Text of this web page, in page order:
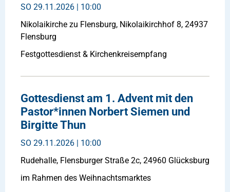
SO 29.11.2026 | 10:00
Nikolaikirche zu Flensburg, Nikolaikirchhof 8, 24937
Flensburg
Festgottesdienst & Kirchenkreisempfang
Gottesdienst am 1. Advent mit den
Pastor*innen Norbert Siemen und
Birgitte Thun
SO 29.11.2026 | 10:00
Rudehalle, Flensburger Straße 2c, 24960 Glücksburg
im Rahmen des Weihnachtsmarktes